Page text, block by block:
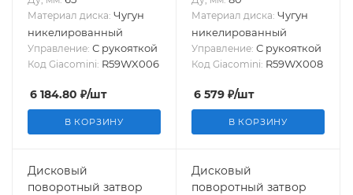
Материал диска: Чугун
никелированный
Управление: С рукояткой
Код Giacomini: R59WX006
6 184.80 ₽/шт
В КОРЗИНУ
Материал диска: Чугун
никелированный
Управление: С рукояткой
Код Giacomini: R59WX008
6 579 ₽/шт
В КОРЗИНУ
Дисковый
поворотный затвор
Дисковый
поворотный затвор